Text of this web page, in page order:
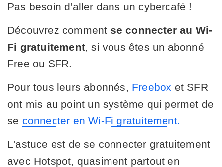
Pas besoin d'aller dans un cybercafé !
Découvrez comment se connecter au Wi-
Fi gratuitement , si vous êtes un abonné
Free ou SFR.
Pour tous leurs abonnés, Freebox et SFR
ont mis au point un système qui permet de
se connecter en Wi-Fi gratuitement.
L'astuce est de se connecter gratuitement
avec Hotspot, quasiment partout en